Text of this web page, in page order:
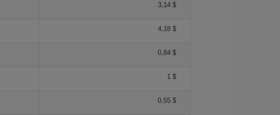
3,14 $
4,18 $
0,84 $
1 $
0,55 $